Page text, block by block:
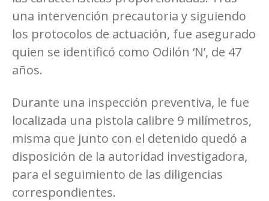
una intervención precautoria y siguiendo
los protocolos de actuación, fue asegurado
quien se identificó como Odilón ‘N’, de 47
años.
Durante una inspección preventiva, le fue
localizada una pistola calibre 9 milímetros,
misma que junto con el detenido quedó a
disposición de la autoridad investigadora,
para el seguimiento de las diligencias
correspondientes.